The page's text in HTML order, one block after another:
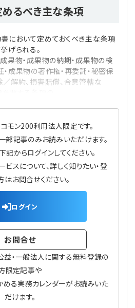
るべき主な条項
において定めておくべき主な条項
げられる。
果物・成果物の納期・成果物の検
成果物の著作権・再委託・秘密保
／解約、損害賠償、合意管轄な
モン200利用法人限定です。
部記事のみお読みいただけます。
記からログインしてください。
スについて、詳しく知りたい・登
はお問合せください。
ログイン
お問合せ
益・一般法人に関する無料登録の
限定記事や
る実務カレンダーがお読みいた
だけます。